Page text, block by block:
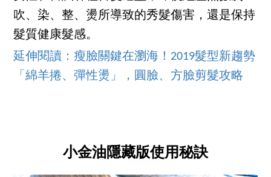
吹、染、整、燙所導致的秀髮傷害，還是保持
髮質健康髮感。
延伸閱讀：瘦臉關鍵在瀏海！2019髮型新趨勢
「綿羊捲、彈性燙」，圓臉、方臉剪髮攻略
小金油隱藏版使用秘訣